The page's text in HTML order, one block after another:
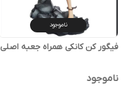
ناموجود
فیگور‌ کن کانکی همراه جعبه اصلی
ناموجود